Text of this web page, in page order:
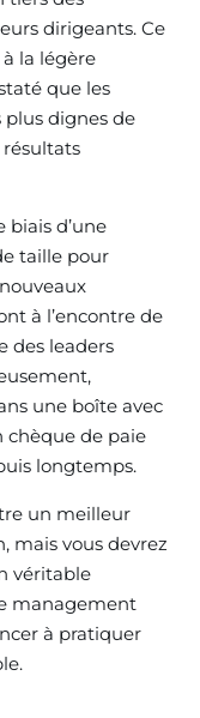
dirigeants. Ce
la légère
que les
plus dignes de
d’une
taille pour
à l’encontre de
des leaders
une boîte avec
chèque de paie
longtemps.
un meilleur
mais vous devrez
véritable
management
à pratiquer